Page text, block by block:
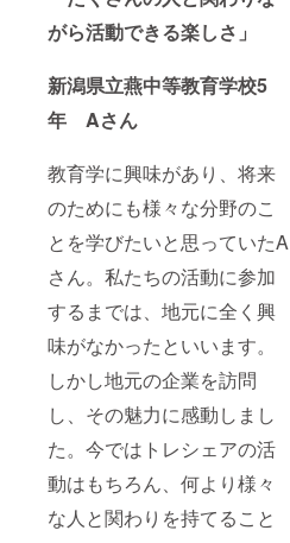
がら活動できる楽しさ」
新潟県立燕中等教育学校5
年 Aさん
教育学に興味があり、将来
のためにも様々な分野のこ
とを学びたいと思っていたA
さん。私たちの活動に参加
するまでは、地元に全く興
味がなかったといいます。
しかし地元の企業を訪問
し、その魅力に感動しまし
た。今ではトレシェアの活
動はもちろん、何より様々
な人と関わりを持てること